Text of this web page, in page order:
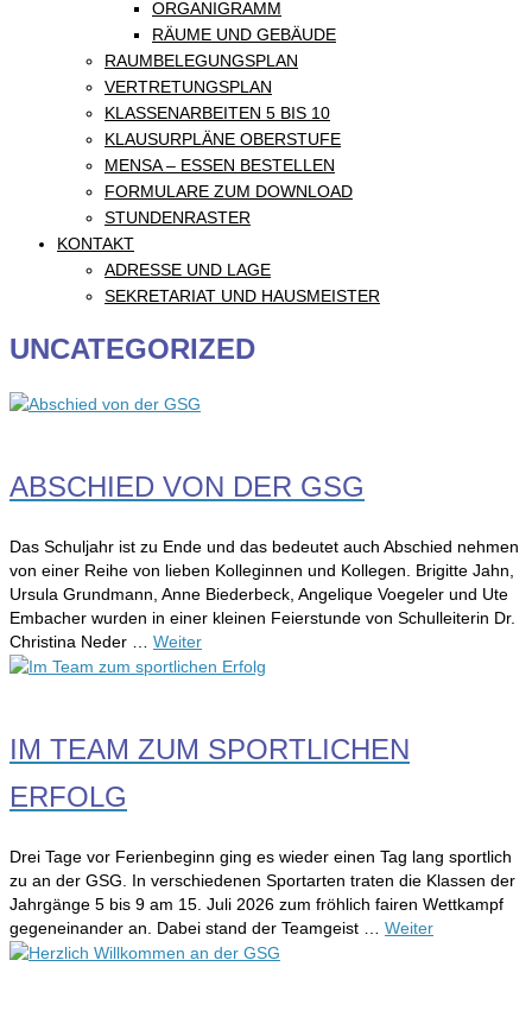
ORGANIGRAMM
RÄUME UND GEBÄUDE
RAUMBELEGUNGSPLAN
VERTRETUNGSPLAN
KLASSENARBEITEN 5 BIS 10
KLAUSURPLÄNE OBERSTUFE
MENSA – ESSEN BESTELLEN
FORMULARE ZUM DOWNLOAD
STUNDENRASTER
KONTAKT
ADRESSE UND LAGE
SEKRETARIAT UND HAUSMEISTER
UNCATEGORIZED
ABSCHIED VON DER GSG
Das Schuljahr ist zu Ende und das bedeutet auch Abschied nehmen
von einer Reihe von lieben Kolleginnen und Kollegen. Brigitte Jahn,
Ursula Grundmann, Anne Biederbeck, Angelique Voegeler und Ute
Embacher wurden in einer kleinen Feierstunde von Schulleiterin Dr.
Christina Neder … Weiter
IM TEAM ZUM SPORTLICHEN
ERFOLG
Drei Tage vor Ferienbeginn ging es wieder einen Tag lang sportlich
zu an der GSG. In verschiedenen Sportarten traten die Klassen der
Jahrgänge 5 bis 9 am 15. Juli 2026 zum fröhlich fairen Wettkampf
gegeneinander an. Dabei stand der Teamgeist … Weiter